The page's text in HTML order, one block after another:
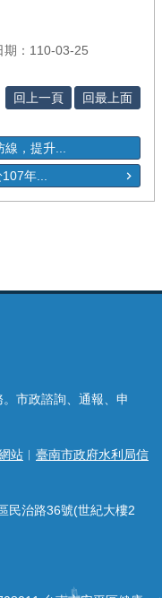
期：110-03-25
回上一頁 回最上面
，提升...
年...
市政諮詢、通報、申
站 ︱ 臺南市政府水利局信
民治路36號(世紀大樓2